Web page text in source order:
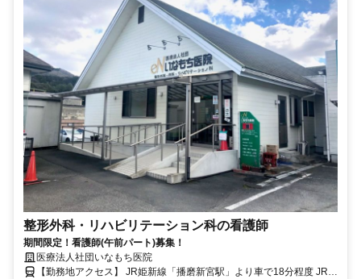
整形外科・リハビリテーション科の看護師
期間限定！看護師(午前パート)募集！
医療法人社団いなもち医院
【勤務地アクセス】 JR姫新線「播磨新宮駅」より車で18分程度 JR姫